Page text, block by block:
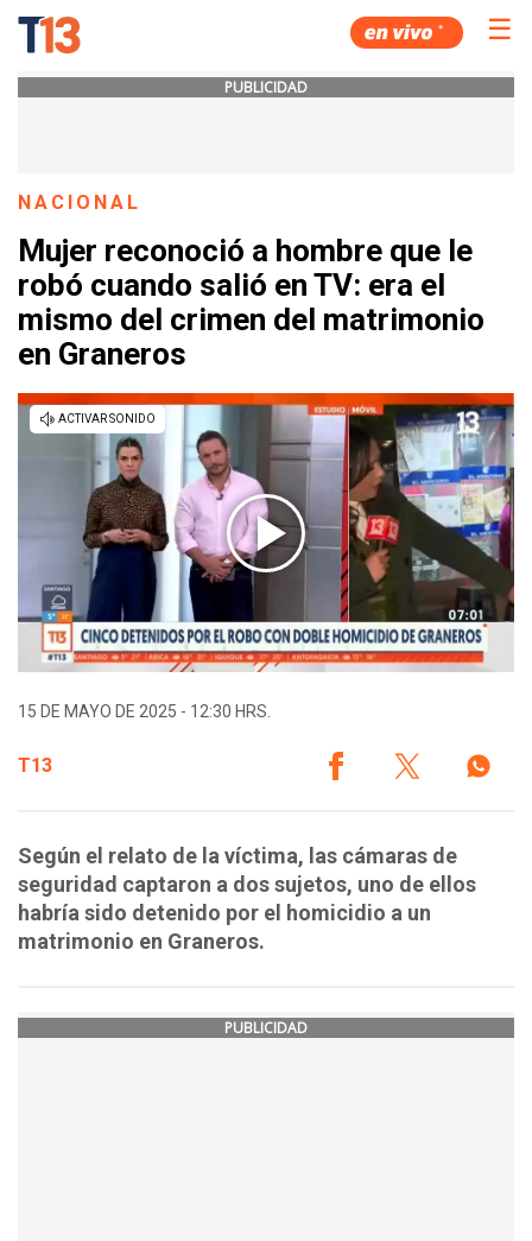
☰
PUBLICIDAD
NACIONAL
Mujer reconoció a hombre que le
robó cuando salió en TV: era el
mismo del crimen del matrimonio
en Graneros
15 DE MAYO DE 2025 - 12:30 HRS.
T13
Según el relato de la víctima, las cámaras de
seguridad captaron a dos sujetos, uno de ellos
habría sido detenido por el homicidio a un
matrimonio en Graneros.
PUBLICIDAD